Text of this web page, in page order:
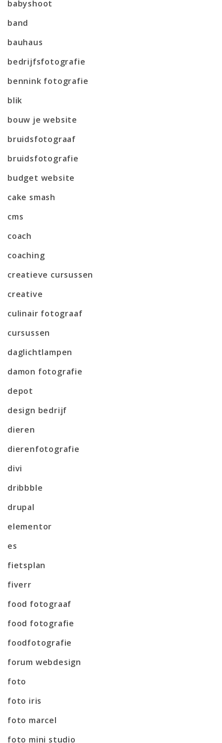
babyshoot
band
bauhaus
bedrijfsfotografie
bennink fotografie
blik
bouw je website
bruidsfotograaf
bruidsfotografie
budget website
cake smash
cms
coach
coaching
creatieve cursussen
creative
culinair fotograaf
cursussen
daglichtlampen
damon fotografie
depot
design bedrijf
dieren
dierenfotografie
divi
dribbble
drupal
elementor
es
fietsplan
fiverr
food fotograaf
food fotografie
foodfotografie
forum webdesign
foto
foto iris
foto marcel
foto mini studio